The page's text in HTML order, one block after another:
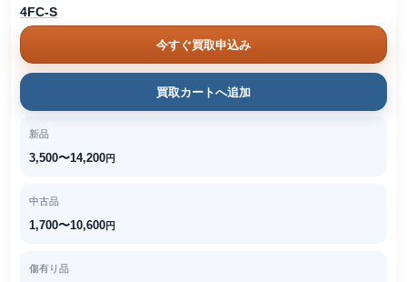
4FC-S
今すぐ買取申込み
買取カートへ追加
新品
3,500〜14,200円
中古品
1,700〜10,600円
傷有り品